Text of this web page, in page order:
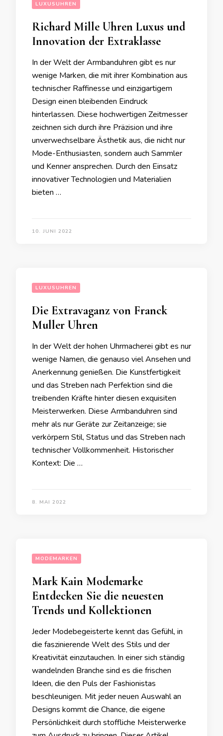
LUXUSUHREN
Richard Mille Uhren Luxus und
Innovation der Extraklasse
In der Welt der Armbanduhren gibt es nur
wenige Marken, die mit ihrer Kombination aus
technischer Raffinesse und einzigartigem
Design einen bleibenden Eindruck
hinterlassen. Diese hochwertigen Zeitmesser
zeichnen sich durch ihre Präzision und ihre
unverwechselbare Ästhetik aus, die nicht nur
Mode-Enthusiasten, sondern auch Sammler
und Kenner ansprechen. Durch den Einsatz
innovativer Technologien und Materialien
bieten …
10. JUNI 2022
LUXUSUHREN
Die Extravaganz von Franck
Muller Uhren
In der Welt der hohen Uhrmacherei gibt es nur
wenige Namen, die genauso viel Ansehen und
Anerkennung genießen. Die Kunstfertigkeit
und das Streben nach Perfektion sind die
treibenden Kräfte hinter diesen exquisiten
Meisterwerken. Diese Armbanduhren sind
mehr als nur Geräte zur Zeitanzeige; sie
verkörpern Stil, Status und das Streben nach
technischer Vollkommenheit. Historischer
Kontext: Die …
8. MAI 2022
MODEMARKEN
Mark Kain Modemarke
Entdecken Sie die neuesten
Trends und Kollektionen
Jeder Modebegeisterte kennt das Gefühl, in
die faszinierende Welt des Stils und der
Kreativität einzutauchen. In einer sich ständig
wandelnden Branche sind es die frischen
Ideen, die den Puls der Fashionistas
beschleunigen. Mit jeder neuen Auswahl an
Designs kommt die Chance, die eigene
Persönlichkeit durch stoffliche Meisterwerke